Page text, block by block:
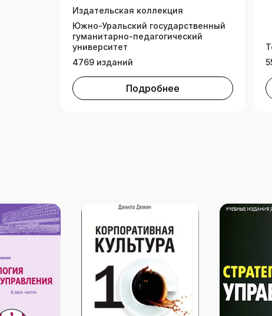
Издательская коллекция
Южно-Уральский государственный
гуманитарно-педагогический
университет
4769 изданий
Подробнее